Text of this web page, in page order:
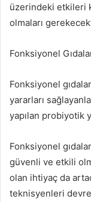
üzerindeki etkileri
olmaları
Fonksiyonel
Fonksiyonel
yararları
yapılan probiyotik
Fonksiyonel
güvenli ve etkili
olan ihtiyaç da
teknisyenleri